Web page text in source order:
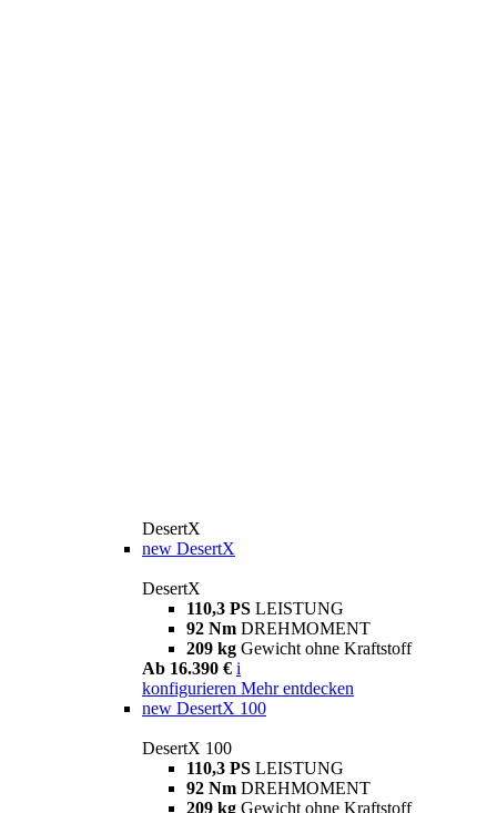
DesertX
new DesertX
DesertX
110,3 PS LEISTUNG
92 Nm DREHMOMENT
209 kg Gewicht ohne Kraftstoff
Ab 16.390 € i
konfigurieren Mehr entdecken
new DesertX 100
DesertX 100
110,3 PS LEISTUNG
92 Nm DREHMOMENT
209 kg Gewicht ohne Kraftstoff